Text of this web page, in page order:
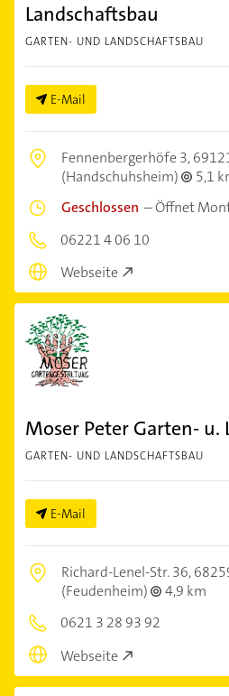
Landschaftsbau
GARTEN- UND LANDSCHAFTSBAU
E-Mail
Fennenbergerhöfe 3,
(Handschuhsheim)
5,1
Geschlossen –Öffnet
06221 4 06 10
Webseite
Moser Peter Garten- u.
GARTEN- UND LANDSCHAFTSBAU
E-Mail
Richard-Lenel-Str. 36,
(Feudenheim)
4,9 km
0621 3 28 93 92
Webseite